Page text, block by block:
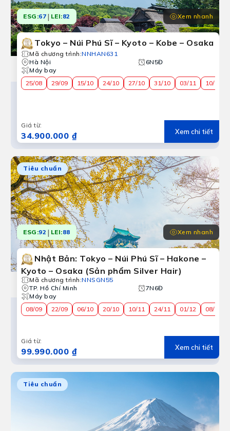
ESG:67 | LEI:82 Xem nhanh
Tokyo – Núi Phú Sĩ – Kyoto – Kobe – Osaka
Mã chương trình:NNHAN631
Hà Nội
6N5Đ
Máy bay
25/08
29/09 15/10 24/10 27/10 31/10 03/11 10/11
Giá từ:
34.900.000 ₫ Xem chi tiết
Tiêu chuẩn
ESG:92 | LEI:88 Xem nhanh
Nhật Bản: Tokyo – Núi Phú Sĩ – Hakone –
Kyoto – Osaka (Sản phẩm Silver Hair)
Mã chương trình:NNSGN55
TP. Hồ Chí Minh
7N6Đ
Máy bay
08/09
22/09 06/10 20/10 10/11 24/11 01/12 08/12
Giá từ:
99.990.000 ₫ Xem chi tiết
Tiêu chuẩn